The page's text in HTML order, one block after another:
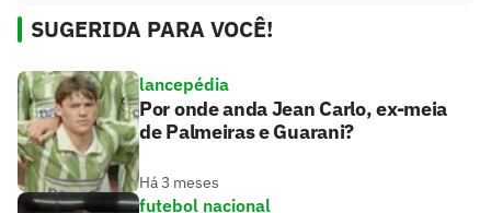
SUGERIDA PARA VOCÊ!
lancepédia
Por onde anda Jean Carlo, ex-meia
de Palmeiras e Guarani?
Há 3 meses
futebol nacional